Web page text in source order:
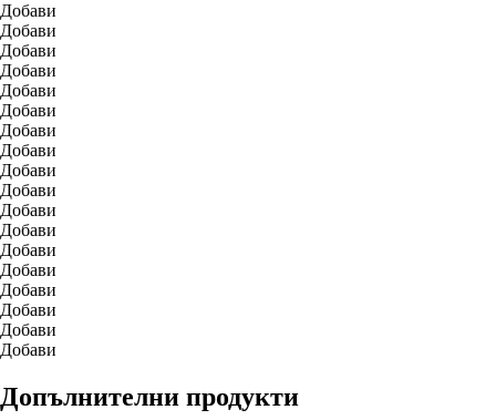
Добави
Добави
Добави
Добави
Добави
Добави
Добави
Добави
Добави
Добави
Добави
Добави
Добави
Добави
Добави
Добави
Добави
Добави
Допълнителни продукти